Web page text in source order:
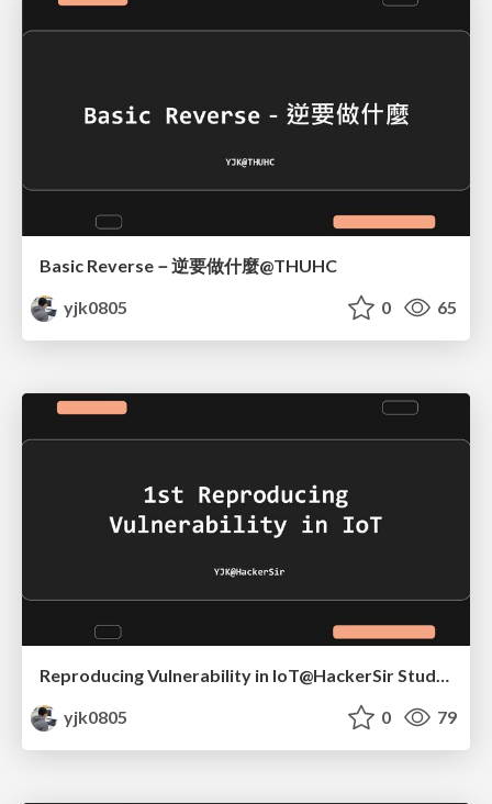
Basic Reverse－逆要做什麼@THUHC
yjk0805
0 65
Reproducing Vulnerability in IoT@HackerSir StudyGroup
yjk0805
0 79